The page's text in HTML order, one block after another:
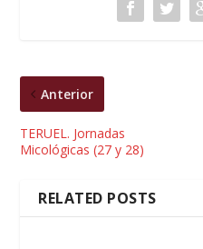
Anterior
TERUEL. Jornadas
Micológicas (27 y 28)
RELATED POSTS